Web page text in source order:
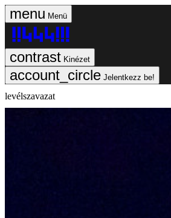
Menü
Kinézet
Jelentkezz be!
levélszavazat